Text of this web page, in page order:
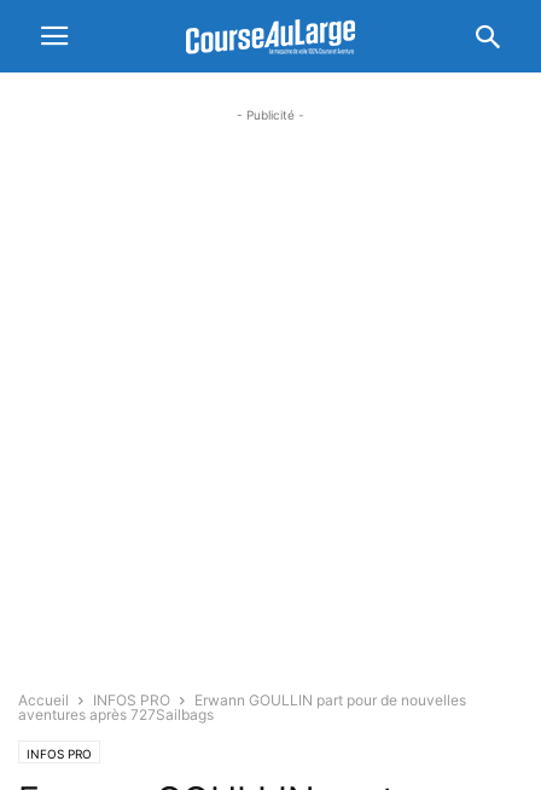
- Publicité -
Accueil INFOS PRO
Erwann GOULLIN part pour de nouvelles
aventures après 727Sailbags
INFOS PRO